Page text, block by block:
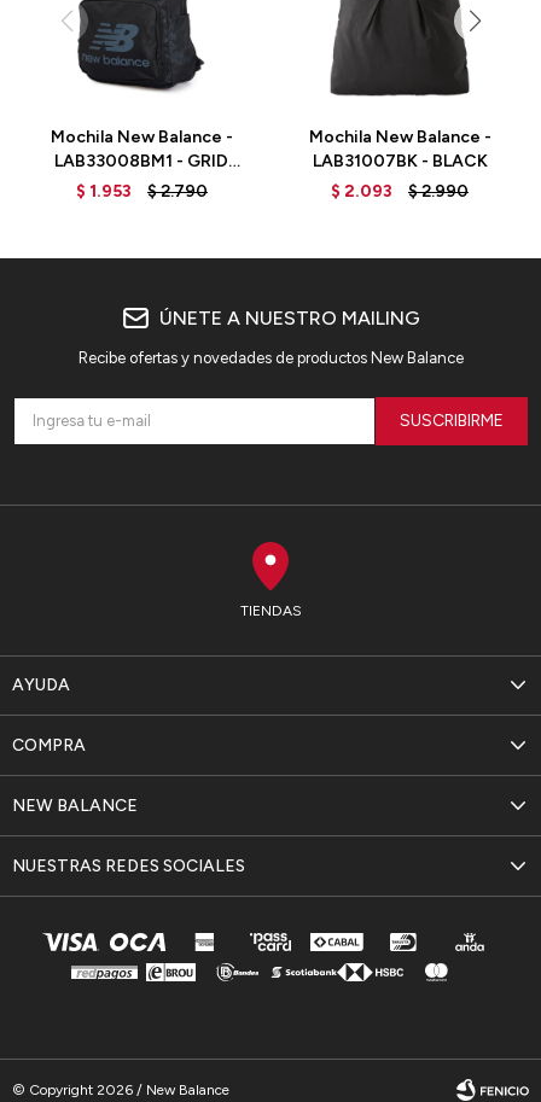
Mochila New Balance -
LAB33008BM1 - GRID
CAMO
$ 1.953 $2.790
Mochila New Balance -
LAB31007BK - BLACK
$ 2.093 $2.990
TIENDAS
AYUDA
NEW BALANCE
COMPRA
NUESTRAS REDES SOCIALES
ÚNETE A NUESTRO MAILING
Recibe ofertas y novedades de productos New Balance
SUSCRIBIRME
© Copyright 2026 / New Balance